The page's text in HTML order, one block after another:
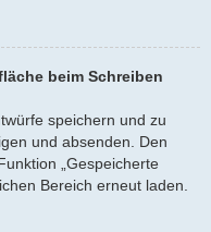
beim Schreiben
speichern und zu
und absenden. Den
„Gespeicherte
Bereich erneut laden.